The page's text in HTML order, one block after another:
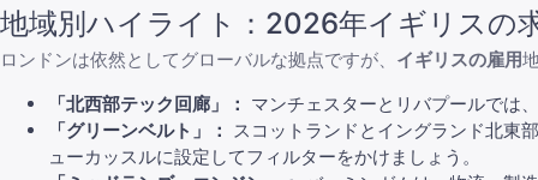
地域別ハイライト：2026年イギリスの
ロンドンは依然としてグローバルな拠点ですが、 イギリスの雇用
「北西部テック回廊」： マンチェスターとリバプールでは
「グリーンベルト」：
スコットランドとイングランド北東
ューカッスルに設定してフィルターをかけましょう。